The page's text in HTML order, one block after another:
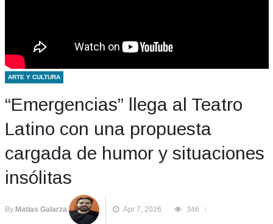
ARTE Y CULTURA
“Emergencias” llega al Teatro
Latino con una propuesta
cargada de humor y situaciones
insólitas
By Matias Galarza Apr 7, 2026 346